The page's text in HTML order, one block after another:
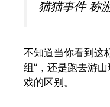
猫猫事件 称
不知道当你看到这
组”，还是跑去游
戏的区别。